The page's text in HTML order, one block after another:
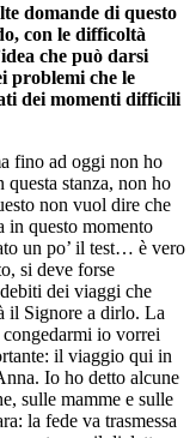
domande di questo
con le difficoltà
che può darsi
problemi che le
dei momenti difficili
fino ad oggi non ho
questa stanza, non ho
non vuol dire che
in questo momento
un po’ il test… è vero
si deve forse
dei viaggi che
il Signore a dirlo. La
io vorrei
il viaggio qui in
Io ho detto alcune
sulle mamme e sulle
la fede va trasmessa